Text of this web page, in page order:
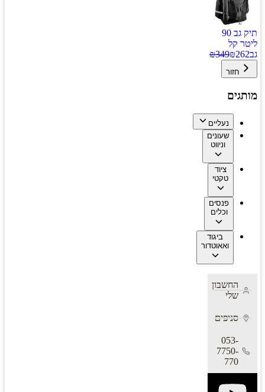
תיק גב 90
ליטר קל
גב
₪262
₪349
חזור
מותגים
נעליים
שעונים
וניווט
ציוד
טקטי
פנסים
וכלים
ביגוד
ואאוטדור
החשבון
שלי
סניפים
053-
7750-
770